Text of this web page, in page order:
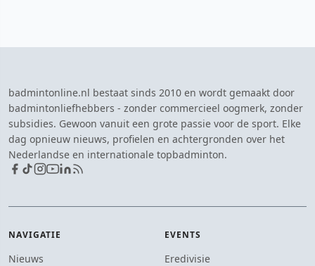
badmintonline.nl bestaat sinds 2010 en wordt gemaakt door
badmintonliefhebbers - zonder commercieel oogmerk, zonder
subsidies. Gewoon vanuit een grote passie voor de sport. Elke
dag opnieuw nieuws, profielen en achtergronden over het
Nederlandse en internationale topbadminton.
NAVIGATIE
Nieuws
EVENTS
Eredivisie